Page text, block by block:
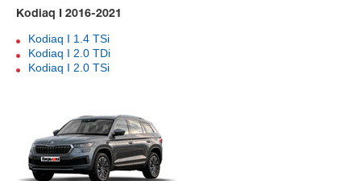
Kodiaq I 2016-2021
Kodiaq I 1.4 TSi
Kodiaq I 2.0 TDi
Kodiaq I 2.0 TSi